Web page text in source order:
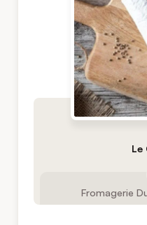
Fromagerie